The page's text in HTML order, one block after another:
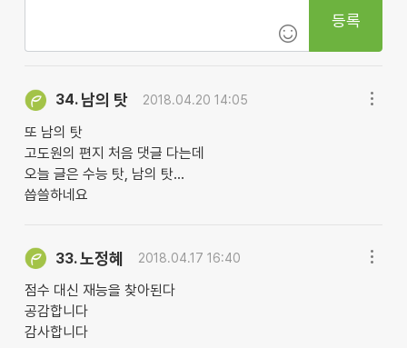
등록
34. 남의 탓 2018.04.20 14:05
또 남의 탓
고도원의 편지 처음 댓글 다는데
오늘 글은 수능 탓, 남의 탓...
씁쓸하네요
33.노정혜 2018.04.17 16:40
점수 대신 재능을 찾아된다
공감합니다
감사합니다